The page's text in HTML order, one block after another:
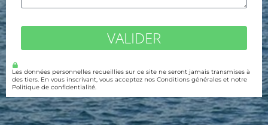
VALIDER
Les données personnelles recueillies sur ce site ne seront jamais transmises à
des tiers. En vous inscrivant, vous acceptez nos Conditions générales et notre
Politique de confidentialité.